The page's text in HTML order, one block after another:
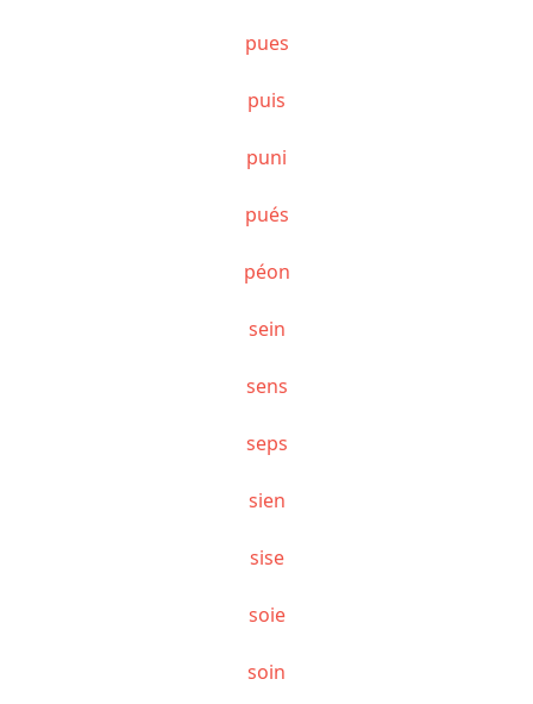
pues
puis
puni
pués
péon
sein
sens
seps
sien
sise
soie
soin